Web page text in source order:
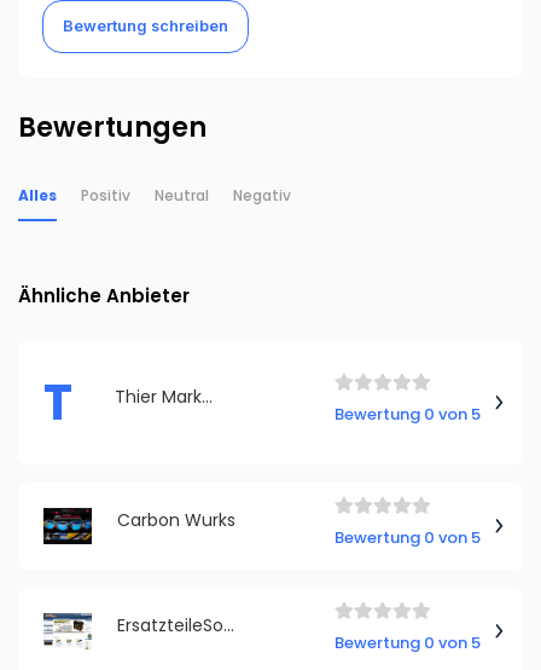
Bewertung schreiben
Bewertungen
Alles Positiv Neutral Negativ
Ähnliche Anbieter
T Thier Marketing
Bewertung 0 von 5
Carbon Wurks
Bewertung 0 von 5
ErsatzteileSofort.de
Bewertung 0 von 5